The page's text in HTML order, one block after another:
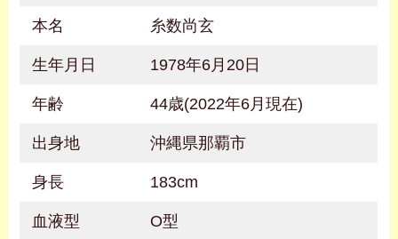
本名 糸数尚玄
生年月日 1978年6月20日
年齢 44歳(2022年6月現在)
出身地 沖縄県那覇市
身長 183cm
血液型 O型